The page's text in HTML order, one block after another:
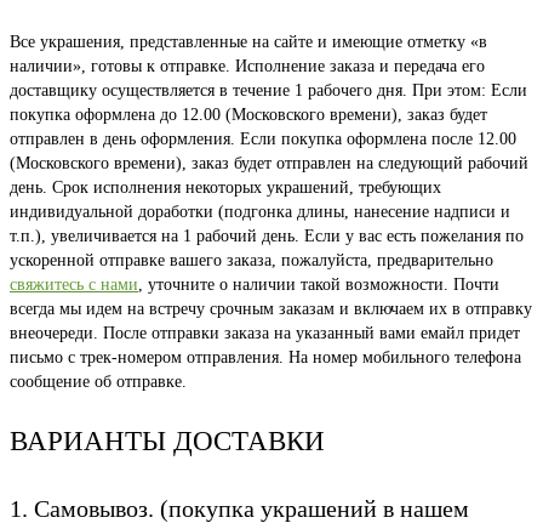
Все украшения, представленные на сайте и имеющие отметку «в
наличии», готовы к отправке. Исполнение заказа и передача его
доставщику осуществляется в течение 1 рабочего дня. При этом: Если
покупка оформлена до 12.00 (Московского времени), заказ будет
отправлен в день оформления. Если покупка оформлена после 12.00
(Московского времени), заказ будет отправлен на следующий рабочий
день. Срок исполнения некоторых украшений, требующих
индивидуальной доработки (подгонка длины, нанесение надписи и
т.п.), увеличивается на 1 рабочий день. Если у вас есть пожелания по
ускоренной отправке вашего заказа, пожалуйста, предварительно
свяжитесь с нами, уточните о наличии такой возможности. Почти
всегда мы идем на встречу срочным заказам и включаем их в отправку
внеочереди. После отправки заказа на указанный вами емайл придет
письмо с трек-номером отправления. На номер мобильного телефона
сообщение об отправке.
ВАРИАНТЫ ДОСТАВКИ
1. Самовывоз. (покупка украшений в нашем